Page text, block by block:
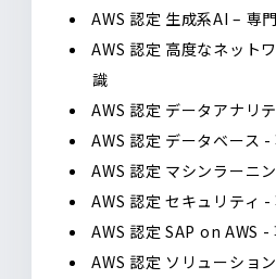
AWS 認定 生成系AI – 専
AWS 認定 高度なネット
識
AWS 認定 データアナリ
AWS 認定 データベース -
AWS 認定 マシンラーニ
AWS 認定 セキュリティ -
AWS 認定 SAP on AWS -
AWS 認定 ソリューショ